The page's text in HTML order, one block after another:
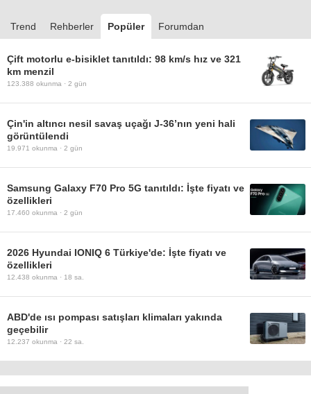
Trend Rehberler Popüler Forumdan
Çift motorlu e-bisiklet tanıtıldı: 98 km/s hız ve 321
km menzil
123.388 okunma · 2 gün
Çin'in altıncı nesil savaş uçağı J-36’nın yeni hali
görüntülendi
19.971 okunma · 2 gün
Samsung Galaxy F70 Pro 5G tanıtıldı: İşte fiyatı ve
özellikleri
17.460 okunma · 2 gün
2026 Hyundai IONIQ 6 Türkiye'de: İşte fiyatı ve
özellikleri
12.438 okunma · 18 sa.
ABD'de ısı pompası satışları klimaları yakında
geçebilir
12.237 okunma · 22 sa.